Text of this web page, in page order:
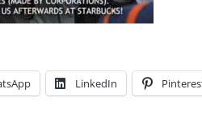
LinkedIn